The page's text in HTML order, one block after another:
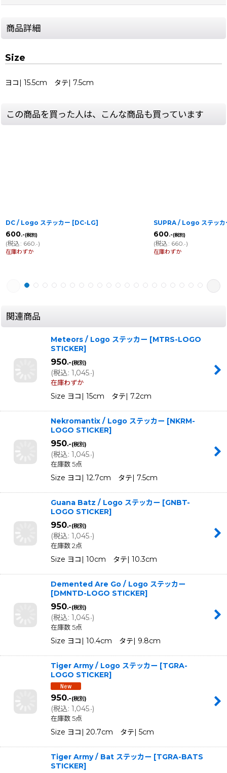
商品詳細
Size
ヨコ| 15.5cm タテ| 7.5cm
この商品を買った人は、こんな商品も買っています
DC / Logo ステッカー [DC-LG]
600.-(税別)
(税込: 660 .-)
在庫わずか
SUPRA / Logo ステッカ
600.-(税別)
(税込: 660 .-)
在庫わずか
関連商品
Meteors / Logo ステッカー [MTRS-LOGO
STICKER]
950.-(税別)
(税込: 1,045.-)
在庫わずか
Size ヨコ| 15cm タテ| 7.2cm
Nekromantix / Logo ステッカー [NKRM-
LOGO STICKER]
950.-(税別)
(税込: 1,045.-)
在庫数 5点
Size ヨコ| 12.7cm タテ| 7.5cm
Guana Batz / Logo ステッカー [GNBT-
LOGO STICKER]
950.-(税別)
(税込: 1,045.-)
在庫数 2点
Size ヨコ| 10cm タテ| 10.3cm
Demented Are Go / Logo ステッカー
[DMNTD-LOGO STICKER]
950.-(税別)
(税込: 1,045.-)
在庫数 5点
Size ヨコ| 10.4cm タテ| 9.8cm
Tiger Army / Logo ステッカー [TGRA-
LOGO STICKER]
950.-(税別)
(税込: 1,045.-)
在庫数 5点
Size ヨコ| 20.7cm タテ| 5cm
Tiger Army / Bat ステッカー [TGRA-BATS
STICKER]